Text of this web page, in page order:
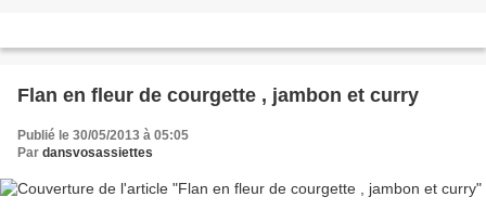
Flan en fleur de courgette , jambon et curry
Publié le 30/05/2013 à 05:05
Par dansvosassiettes